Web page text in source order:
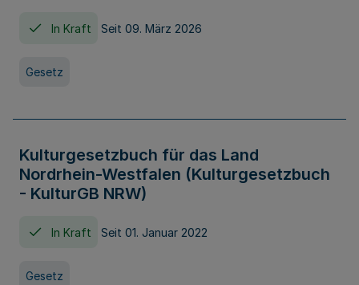
In Kraft Seit 09. März 2026
Gesetz
Kulturgesetzbuch für das Land
Nordrhein-Westfalen (Kulturgesetzbuch
- KulturGB NRW)
In Kraft Seit 01. Januar 2022
Gesetz